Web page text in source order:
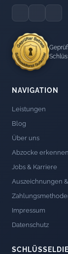
NAVIGATION
Leistungen
Blog
Über uns
Abzocke erkennen
Jobs & Karriere
Auszeichnungen
Impressum
Datenschutz